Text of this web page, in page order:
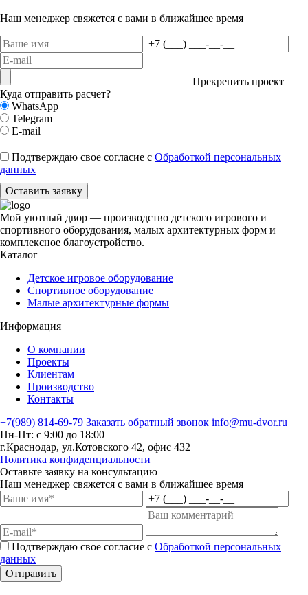
Наш менеджер свяжется с вами в ближайшее время
Прекрепить проект
Куда отправить расчет?
WhatsApp
Telegram
E-mail
Подтверждаю свое согласие с Обработкой персональных
данных
Оставить заявку
Мой уютный двор — производство детского игрового и
спортивного оборудования, малых архитектурных форм и
комплексное благоустройство.
Каталог
Детское игровое оборудование
Спортивное оборудование
Малые архитектурные формы
Информация
О компании
Проекты
Клиентам
Производство
Контакты
+7(989) 814-69-79 Заказать обратный звонок info@mu-dvor.ru
Пн-Пт: с 9:00 до 18:00
г.Краснодар, ул.Котовского 42, офис 432
Политика конфиденциальности
Оставьте заявку на консультацию
Наш менеджер свяжется с вами в ближайшее время
Подтверждаю свое согласие с Обработкой персональных
данных
Отправить